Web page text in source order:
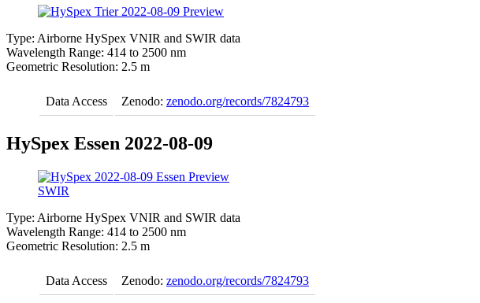
Type: Airborne HySpex VNIR and SWIR data
Wavelength Range: 414 to 2500 nm
Geometric Resolution: 2.5 m
Data Access Zenodo: zenodo.org/records/7824793
HySpex Essen 2022-08-09
Type: Airborne HySpex VNIR and SWIR data
Wavelength Range: 414 to 2500 nm
Geometric Resolution: 2.5 m
Data Access Zenodo: zenodo.org/records/7824793